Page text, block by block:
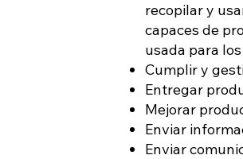
recopilar y
capaces de
usada para
Cumplir y
Entregar
Mejorar
Enviar
Enviar